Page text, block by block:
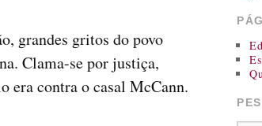
grandes gritos do povo
Clama-se por justiça,
era contra o casal McCann.